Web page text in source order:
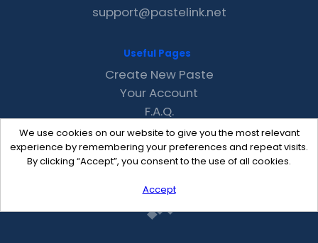
We use cookies on our website to give you the most relevant
experience by remembering your preferences and repeat visits.
By clicking “Accept”, you consent to the use of all cookies.
Accept
support@pastelink.net
Useful Pages
Create New Paste
Your Account
F.A.Q.
Recent
Contact